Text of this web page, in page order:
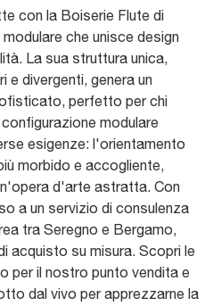
con la Boiserie Flute di
che unisce design
La sua struttura unica,
e divergenti, genera un
perfetto per chi
modulare
esigenze: l'orientamento
morbido e accogliente,
d'arte astratta. Con
a un servizio di consulenza
tra Seregno e Bergamo,
acquisto su misura. Scopri le
per il nostro punto vendita e
dal vivo per apprezzarne la